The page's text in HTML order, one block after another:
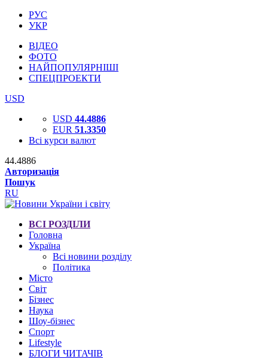
РУС
УКР
ВІДЕО
ФОТО
НАЙПОПУЛЯРНІШІ
СПЕЦПРОЕКТИ
USD
USD 44.4886
EUR 51.3350
Всі курси валют
44.4886
Авторизація
Пошук
RU
ВСІ РОЗДІЛИ
Головна
Україна
Всі новини розділу
Політика
Місто
Світ
Бізнес
Наука
Шоу-бізнес
Спорт
Lifestyle
БЛОГИ ЧИТАЧІВ